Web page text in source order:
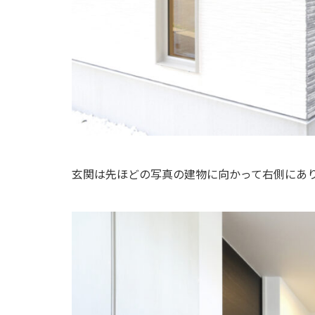
玄関は先ほどの写真の建物に向かって右側にあ